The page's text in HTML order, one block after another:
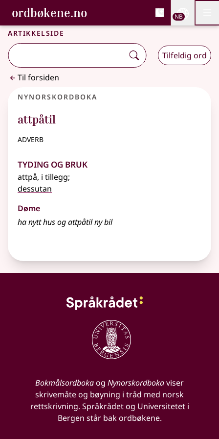
Gå til hovedinnhold
Tilgjengelighet
ordbøkene.no, Bokmålsordboka og
Bokmålsordboka og Nynorskordboka
NB
Artikkelside
Tilfeldig ord
Til forsiden
Nynorskordboka
attpåtil
adverb
Tyding og bruk
attpå, i tillegg;
dessutan
Døme
ha nytt hus og attpåtil ny bil
Bokmålsordbokaog Nynorskordbokaviser
skrivemåte og bøyning i tråd med norsk
rettskrivning. Språkrådet og Universitetet i
Bergen står bak ordbøkene.